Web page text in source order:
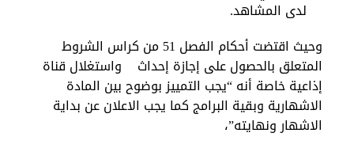
لدى المشاهد.
وحيث اقتضت أحكام الفصل 51 من كراس الشروط
المتعلق بالحصول على إجازة إحداث واستغلال قناة
إذاعية خاصة أنه “يجب التمييز بوضوح بين المادة
الاشهارية وبقية البرامج كما يجب الاعلان عن بداية
الاشهار ونهايته”،
تبديل اللغة